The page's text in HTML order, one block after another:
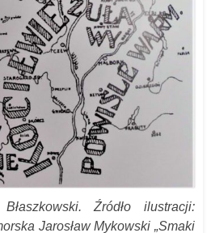
Źródło ilustracji:
Jarosław Mykowski „Smaki